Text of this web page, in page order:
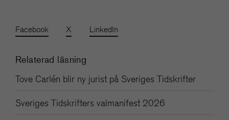
Facebook X LinkedIn
Relaterad läsning
Tove Carlén blir ny jurist på Sveriges Tidskrifter
Sveriges Tidskrifters valmanifest 2026